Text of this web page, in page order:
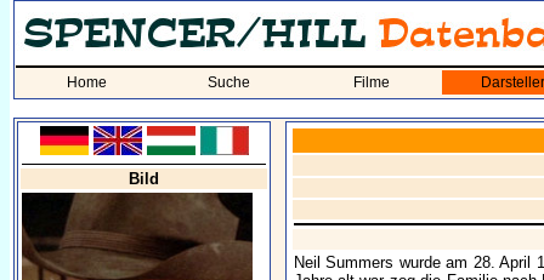
Home Suche Filme Darsteller
Bild
Neil Summers wurde am 28. April